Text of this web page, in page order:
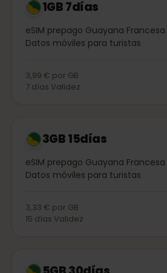
1GB 7días
eSIM prepago Guayana Francesa
Datos móviles para turistas
3,99 € por GB
7 días Validez
3GB 15días
eSIM prepago Guayana Francesa
Datos móviles para turistas
3,33 € por GB
15 días Validez